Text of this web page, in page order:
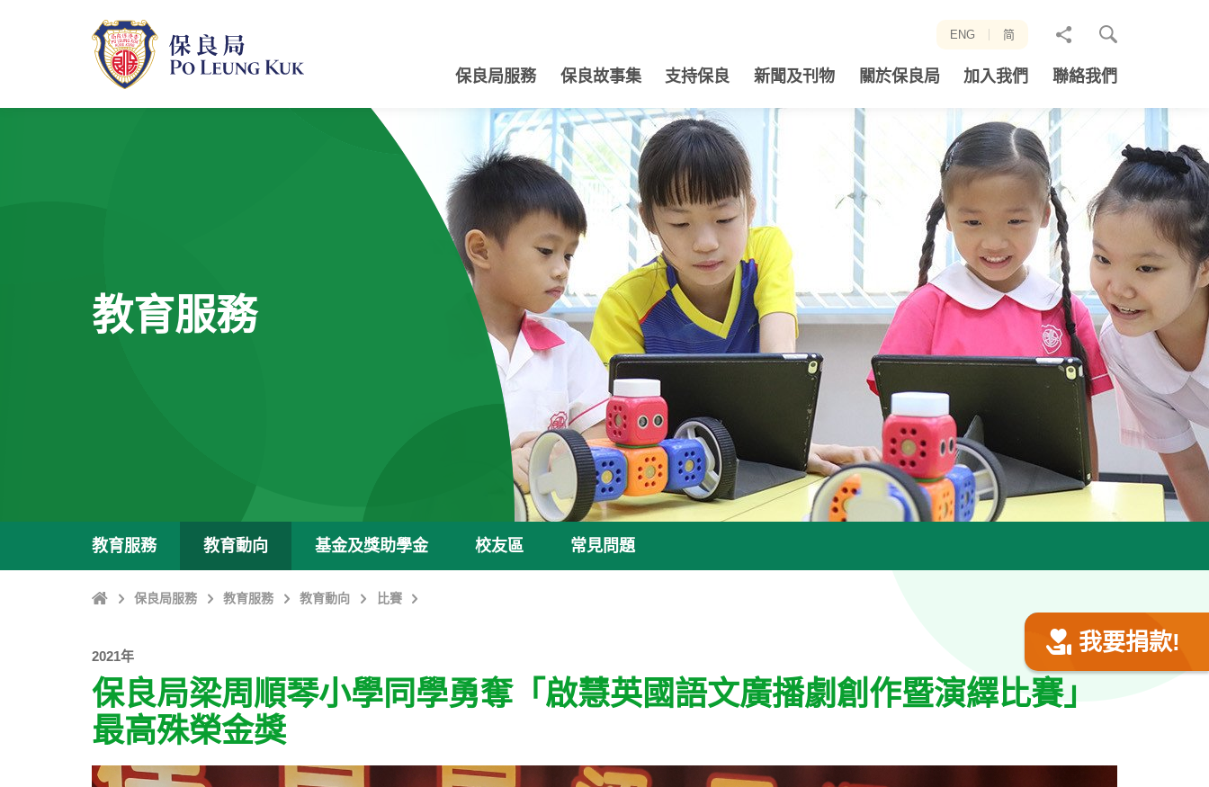
ENG 简
分
至
保良局服務 保良故事集 支持保良 新聞及刊物 關於保良局 加入我們 聯絡我們
教育服務
教育服務 教育動向 基金及獎助學金 校友區 常見問題
主
保良局服務 教育服務 教育動向 比賽
我要捐款!
2021年
保良局梁周順琴小學同學勇奪「啟慧英國語文廣播劇創作暨演繹比賽」
最高殊榮金獎